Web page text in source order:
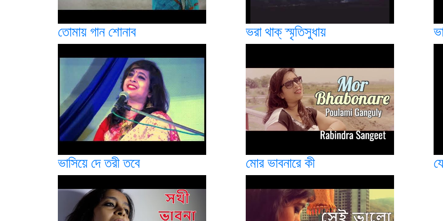
তোমায় গান শোনাব ভরা থাক্ স্মৃতিসুধায়
ভাসিয়ে দে তরী তবে মোর ভাবনারে কী